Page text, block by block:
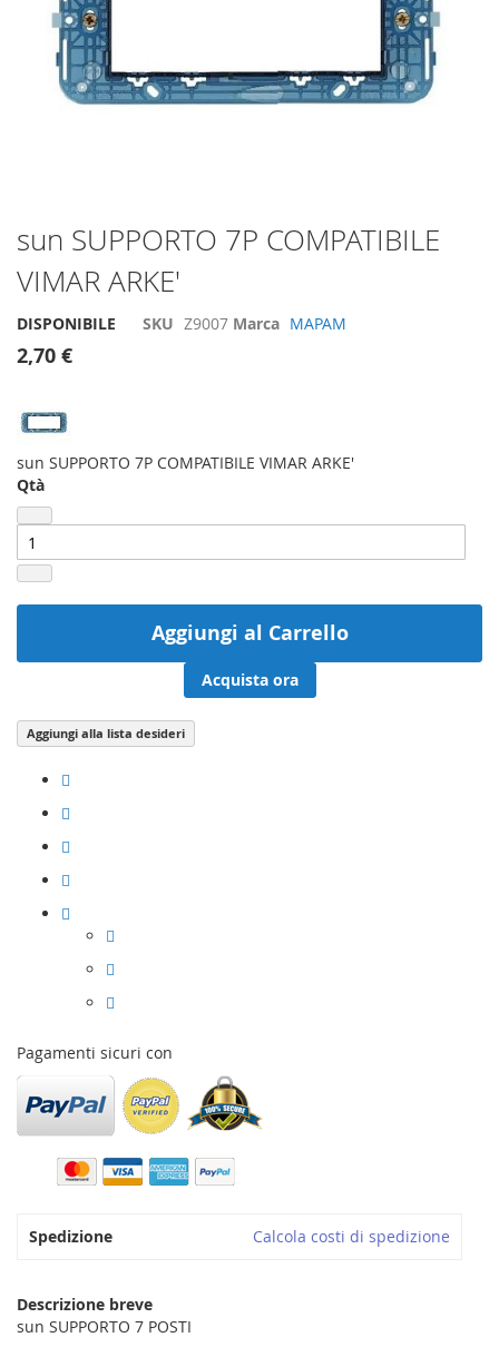
all'inizio
della
galleria
di
sun SUPPORTO 7P COMPATIBILE
VIMAR ARKE'
DISPONIBILE SKU Z9007 Marca MAPAM
2,70 €
sun SUPPORTO 7P COMPATIBILE VIMAR ARKE'
Qtà
Aggiungi al Carrello
Acquista ora
Aggiungi alla lista desideri
Pagamenti sicuri con
Spedizione Calcola costi di spedizione
Descrizione breve
sun SUPPORTO 7 POSTI